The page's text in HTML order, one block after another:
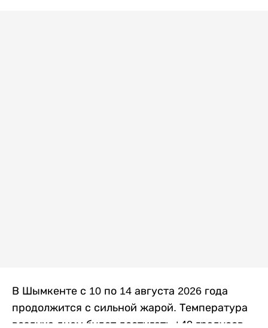
В Шымкенте с 10 по 14 августа 2026 года
продолжится с сильной жарой. Температура
воздуха днем будет достигать +40 градусов,